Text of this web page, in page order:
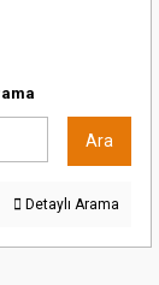
Ara
Detaylı Arama